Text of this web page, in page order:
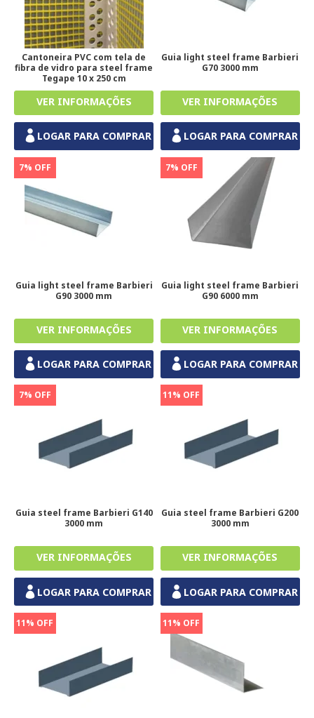
Cantoneira PVC com tela de
fibra de vidro para steel frame
Tegape 10 x 250 cm
LOGAR PARA COMPRAR
Guia light steel frame Barbieri
G70 3000 mm
LOGAR PARA COMPRAR
7% OFF
Guia light steel frame Barbieri
G90 3000 mm
LOGAR PARA COMPRAR
7% OFF
Guia light steel frame Barbieri
G90 6000 mm
LOGAR PARA COMPRAR
7% OFF
Guia steel frame Barbieri G140
3000 mm
LOGAR PARA COMPRAR
11% OFF
Guia steel frame Barbieri G200
3000 mm
LOGAR PARA COMPRAR
11% OFF 11% OFF